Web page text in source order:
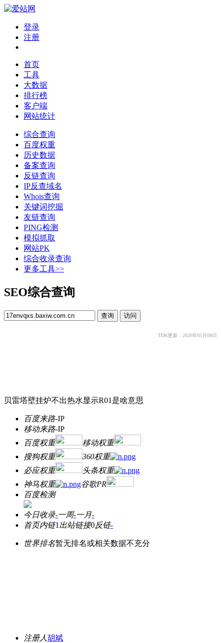
登录
注册
首页
工具
大数据
排行榜
客户端
网站统计
综合查询
百度权重
历史数据
备案查询
反链查询
IP反查域名
Whois查询
关键词挖掘
友链查询
PING检测
模拟抓取
网站PK
综合收录查询
更多工具>>
SEO综合查询
TDK更新：2026年05月08日
贝雷塔壁挂炉不出热水显示R01是啥意思
百度来路-IP
移动来路-IP
百度权重
移动权重
搜狗权重
360权重
必应权重
头条权重
神马权重
谷歌PR
百度检测
今日收录-一周-一月-
首页内链1 出站链接0反链-
世界排名暂无排名或相关数据不充分
注册人胡斌